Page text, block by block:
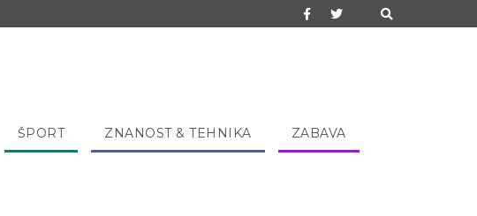
ŠPORT ZNANOST & TEHNIKA ZABAVA